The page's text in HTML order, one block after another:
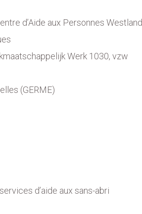
d’Aide aux Personnes Westland
Werk 1030, vzw
(GERME)
d’aide aux sans-abri